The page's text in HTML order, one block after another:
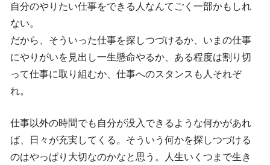
自分のやりたい仕事をできる人なんてごく一部かもしれ
ない。
だから、そういった仕事を探しつづけるか、いまの仕事
にやりがいを見出し一生懸命やるか、ある程度は割り切
って仕事に取り組むか、仕事へのスタンスも人それぞ
れ。
仕事以外の時間でも自分が没入できるような何かがあれ
ば、日々が充実してくる。そういう何かを探しつづける
のはやっぱり大切なのかなと思う。人生いくつまで生き